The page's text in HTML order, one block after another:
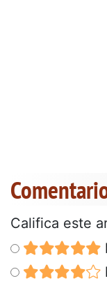
Califica este